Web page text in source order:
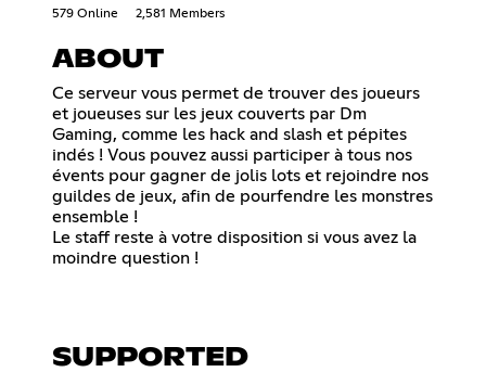
579 Online 2,581 Members
ABOUT
Ce serveur vous permet de trouver des joueurs
et joueuses sur les jeux couverts par Dm
Gaming, comme les hack and slash et pépites
indés ! Vous pouvez aussi participer à tous nos
évents pour gagner de jolis lots et rejoindre nos
guildes de jeux, afin de pourfendre les monstres
ensemble !
Le staff reste à votre disposition si vous avez la
moindre question !
SUPPORTED